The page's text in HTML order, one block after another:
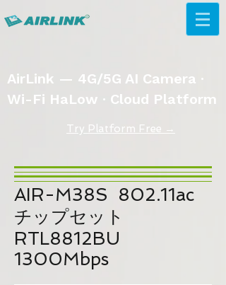
AirLink — 4G/5G AI Camera ·
Wi-Fi HaLow · Cloud Platform
Try Platform Free →
AIR-M38S 802.11ac
チップセット
RTL8812BU
1300Mbps